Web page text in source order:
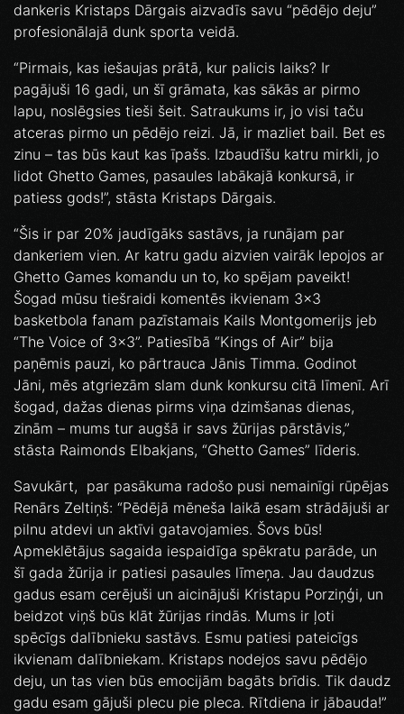
dankeris Kristaps Dārgais aizvadīs savu “pēdējo deju”
profesionālajā dunk sporta veidā.
“Pirmais, kas iešaujas prātā, kur palicis laiks? Ir
pagājuši 16 gadi, un šī grāmata, kas sākās ar pirmo
lapu, noslēgsies tieši šeit. Satraukums ir, jo visi taču
atceras pirmo un pēdējo reizi. Jā, ir mazliet bail. Bet es
zinu – tas būs kaut kas īpašs. Izbaudīšu katru mirkli, jo
lidot Ghetto Games, pasaules labākajā konkursā, ir
patiess gods!”, stāsta Kristaps Dārgais.
“Šis ir par 20% jaudīgāks sastāvs, ja runājam par
dankeriem vien. Ar katru gadu aizvien vairāk lepojos ar
Ghetto Games komandu un to, ko spējam paveikt!
Šogad mūsu tiešraidi komentēs ikvienam 3x3
basketbola fanam pazīstamais Kails Montgomerijs jeb
“The Voice of 3x3”. Patiesībā “Kings of Air” bija
paņēmis pauzi, ko pārtrauca Jānis Timma. Godinot
Jāni, mēs atgriezām slam dunk konkursu citā līmenī. Arī
šogad, dažas dienas pirms viņa dzimšanas dienas,
zinām – mums tur augšā ir savs žūrijas pārstāvis,”
stāsta Raimonds Elbakjans, “Ghetto Games” līderis.
Savukārt, par pasākuma radošo pusi nemainīgi rūpējas
Renārs Zeltiņš: “Pēdējā mēneša laikā esam strādājuši ar
pilnu atdevi un aktīvi gatavojamies. Šovs būs!
Apmeklētājus sagaida iespaidīga spēkratu parāde, un
šī gada žūrija ir patiesi pasaules līmeņa. Jau daudzus
gadus esam cerējuši un aicinājuši Kristapu Porziņģi, un
beidzot viņš būs klāt žūrijas rindās. Mums ir ļoti
spēcīgs dalībnieku sastāvs. Esmu patiesi pateicīgs
ikvienam dalībniekam. Kristaps nodejos savu pēdējo
deju, un tas vien būs emocijām bagāts brīdis. Tik daudz
gadu esam gājuši plecu pie pleca. Rītdiena ir jābauda!”